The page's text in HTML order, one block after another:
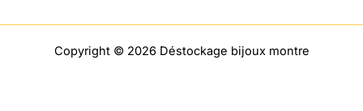
Copyright © 2026 Déstockage bijoux montre